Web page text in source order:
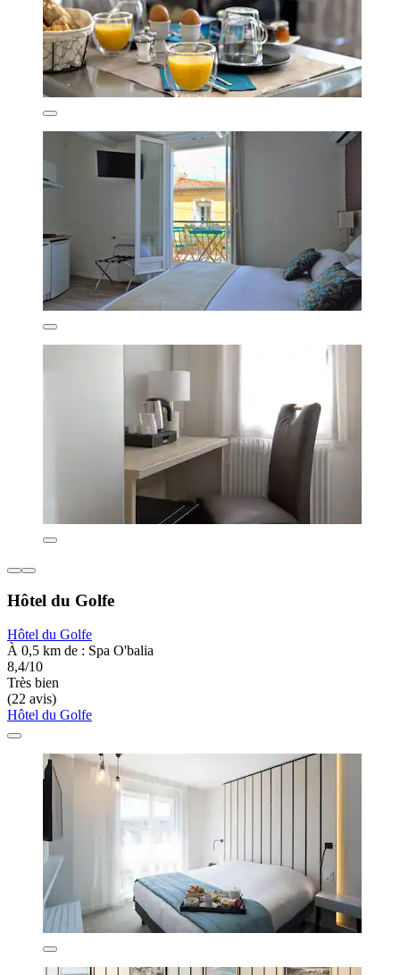
Hôtel du Golfe
Hôtel du Golfe
À 0,5 km de : Spa O'balia
8,4/10
Très bien
(22 avis)
Hôtel du Golfe